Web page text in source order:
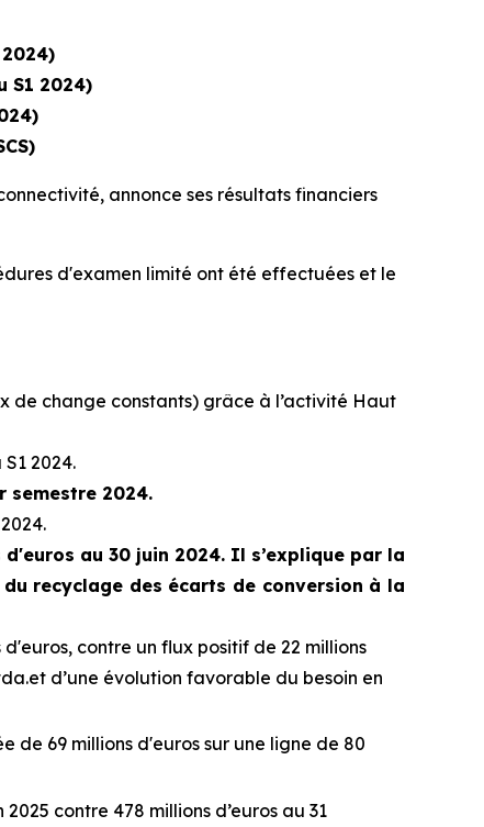
2024)
S1 2024)
annonce ses résultats financiers
d'examen limité ont été effectuées et le
de change constants) grâce à l’activité Haut
2024.
semestre 2024.
au 30 juin 2024. Il s’explique par la
recyclage des écarts de conversion à la
contre un flux positif de 22 millions
d’une évolution favorable du besoin en
de 69 millions d'euros sur une ligne de 80
contre 478 millions d’euros au 31